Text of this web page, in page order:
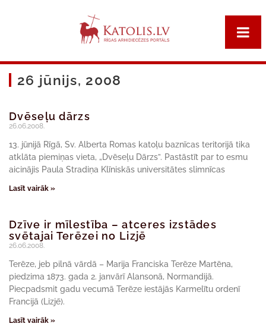
26 jūnijs, 2008
Dvēseļu dārzs
26.06.2008.
13. jūnijā Rīgā, Sv. Alberta Romas katoļu baznīcas teritorijā tika
atklāta piemiņas vieta, „Dvēseļu Dārzs”. Pastāstīt par to esmu
aicinājis Paula Stradiņa Klīniskās universitātes slimnīcas
Lasīt vairāk »
Dzīve ir mīlestība – atceres izstādes
svētajai Terēzei no Lizjē
26.06.2008.
Terēze, jeb pilnā vārdā – Marija Franciska Terēze Martēna,
piedzima 1873. gada 2. janvārī Alansonā, Normandijā.
Piecpadsmit gadu vecumā Terēze iestājās Karmelītu ordenī
Francijā (Lizjē).
Lasīt vairāk »